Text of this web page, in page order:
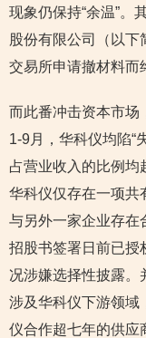
现象仍保持“余温”。
股份有限公司（以下
交易所申请撤材料而
而此番冲击资本市场
1-9月，华科仪均陷“
占营业收入的比例均
华科仪仅存在一项共
与另外一家企业存在
招股书签署日前已授
况涉嫌选择性披露。
涉及华科仪下游领域
仪合作超七年的供应